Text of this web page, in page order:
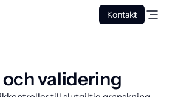
Kontakt
validering